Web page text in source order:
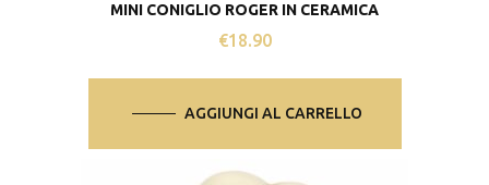
MINI CONIGLIO ROGER IN CERAMICA
€18.90
AGGIUNGI AL CARRELLO